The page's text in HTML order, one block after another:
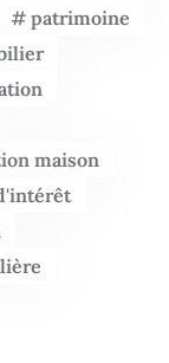
patrimoine
maison